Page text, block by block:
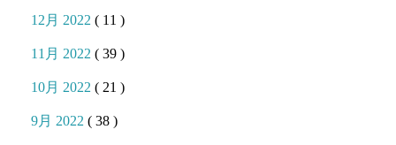
12月 2022( 11 )
11月 2022( 39 )
10月 2022( 21 )
9月 2022( 38 )